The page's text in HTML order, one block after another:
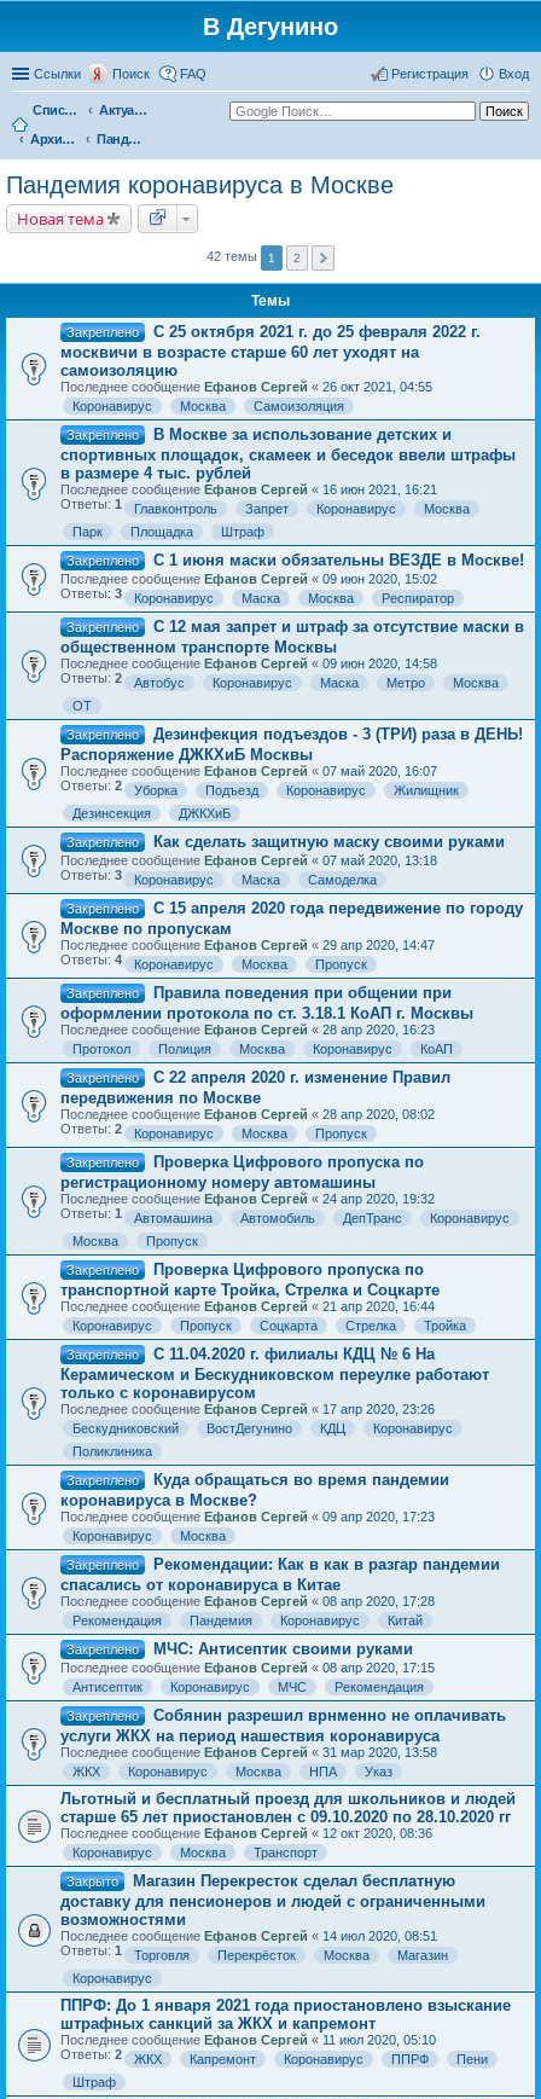
В Дегунино
Ссылки Поиск FAQ Вход
Регистрация
Список форумов
Актуальные вопросы
Архив событий
Пандемия коронавируса в Москве
Пандемия коронавируса в Москве
Новая тема
42 темы 1 2
Темы
Закреплено
С 25 октября 2021 г. до 25 февраля 2022 г.
москвичи в возрасте старше 60 лет уходят на
самоизоляцию
Последнее сообщение Ефанов Сергей « 26 окт 2021, 04:55
Коронавирус
Москва
Самоизоляция
Закреплено
В Москве за использование детских и
спортивных площадок, скамеек и беседок ввели штрафы
в размере 4 тыс. рублей
Последнее сообщение Ефанов Сергей « 16 июн 2021, 16:21
Ответы: 1 Главконтроль Запрет Коронавирус
Москва
Парк
Площадка
Штраф
Закреплено
С 1 июня маски обязательны ВЕЗДЕ в Москве!
Последнее сообщение Ефанов Сергей « 09 июн 2020, 15:02
Ответы: 3 Коронавирус Маска Москва
Респиратор
Закреплено
С 12 мая запрет и штраф за отсутствие маски в
общественном транспорте Москвы
Последнее сообщение Ефанов Сергей « 09 июн 2020, 14:58
Ответы: 2 Автобус Коронавирус Маска Метро
Москва
ОТ
Закреплено
Дезинфекция подъездов - 3 (ТРИ) раза в ДЕНЬ!
Распоряжение ДЖКХиБ Москвы
Последнее сообщение Ефанов Сергей « 07 май 2020, 16:07
Ответы: 2 Уборка Подъезд Коронавирус
Жилищник
Дезинсекция
ДЖКХиБ
Закреплено
Как сделать защитную маску своими руками
Последнее сообщение Ефанов Сергей « 07 май 2020, 13:18
Ответы: 3 Коронавирус Маска
Самоделка
Закреплено
С 15 апреля 2020 года передвижение по городу
Москве по пропускам
Последнее сообщение Ефанов Сергей « 29 апр 2020, 14:47
Ответы: 4 Коронавирус Москва
Пропуск
Закреплено
Правила поведения при общении при
оформлении протокола по ст. 3.18.1 КоАП г. Москвы
Последнее сообщение Ефанов Сергей « 28 апр 2020, 16:23
Протокол
Полиция Москва Коронавирус
КоАП
Закреплено
С 22 апреля 2020 г. изменение Правил
передвижения по Москве
Последнее сообщение Ефанов Сергей « 28 апр 2020, 08:02
Ответы: 2 Коронавирус Москва
Пропуск
Закреплено
Проверка Цифрового пропуска по
регистрационному номеру автомашины
Последнее сообщение Ефанов Сергей « 24 апр 2020, 19:32
Ответы: 1 Автомашина Автомобиль ДепТранс
Коронавирус
Москва
Пропуск
Закреплено
Проверка Цифрового пропуска по
транспортной карте Тройка, Стрелка и Соцкарте
Последнее сообщение Ефанов Сергей « 21 апр 2020, 16:44
Коронавирус
Пропуск Соцкарта Стрелка
Тройка
Закреплено
С 11.04.2020 г. филиалы КДЦ № 6 На
Керамическом и Бескудниковском переулке работают
только с коронавирусом
Последнее сообщение Ефанов Сергей « 17 апр 2020, 23:26
Бескудниковский
ВостДегунино КДЦ
Коронавирус
Поликлиника
Закреплено
Куда обращаться во время пандемии
коронавируса в Москве?
Последнее сообщение Ефанов Сергей « 09 апр 2020, 17:23
Коронавирус
Москва
Закреплено
Рекомендации: Как в как в разгар пандемии
спасались от коронавируса в Китае
Последнее сообщение Ефанов Сергей « 08 апр 2020, 17:28
Рекомендация
Пандемия Коронавирус
Китай
Закреплено
МЧС: Антисептик своими руками
Последнее сообщение Ефанов Сергей « 08 апр 2020, 17:15
Антисептик
Коронавирус МЧС
Рекомендация
Закреплено
Собянин разрешил врнменно не оплачивать
услуги ЖКХ на период нашествия коронавируса
Последнее сообщение Ефанов Сергей « 31 мар 2020, 13:58
ЖКХ
Коронавирус Москва НПА Указ
Льготный и бесплатный проезд для школьников и людей
старше 65 лет приостановлен с 09.10.2020 по 28.10.2020 гг
Последнее сообщение Ефанов Сергей « 12 окт 2020, 08:36
Коронавирус
Москва
Транспорт
Закрыто
Магазин Перекресток сделал бесплатную
доставку для пенсионеров и людей с ограниченными
возможностями
Последнее сообщение Ефанов Сергей « 14 июл 2020, 08:51
Ответы: 1 Торговля Перекрёсток Москва
Магазин
Коронавирус
ППРФ: До 1 января 2021 года приостановлено взыскание
штрафных санкций за ЖКХ и капремонт
Последнее сообщение Ефанов Сергей « 11 июл 2020, 05:10
Ответы: 2 ЖКХ Капремонт Коронавирус ППРФ
Пени
Штраф